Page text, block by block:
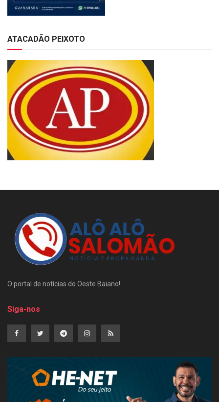
ATACADÃO PEIXOTO
O portal de notícias do Oeste Baiano!
Siga-nos